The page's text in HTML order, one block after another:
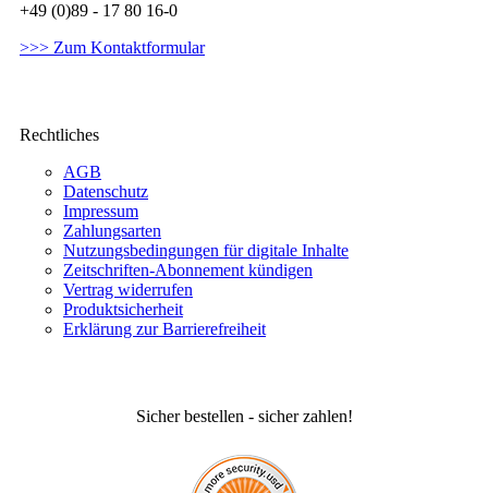
+49 (0)89 - 17 80 16-0
>>> Zum Kontaktformular
Rechtliches
AGB
Datenschutz
Impressum
Zahlungsarten
Nutzungsbedingungen für digitale Inhalte
Zeitschriften-Abonnement kündigen
Vertrag widerrufen
Produktsicherheit
Erklärung zur Barrierefreiheit
Sicher bestellen - sicher zahlen!